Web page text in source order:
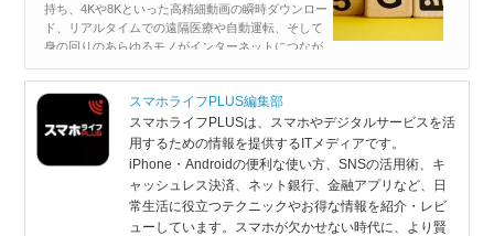
持ち、4Kや8Kといった高精細動画の瞬時ダウンロー
ド、リアルタイムでの遠隔医療や自動運転、そして
身の回りのあらゆるモノがインターネットにつなが
びています。 一方で手元のスマ...
スマホライフPLUS編集部
スマホライフPLUSは、スマホやデジタルサービスを活
用するための情報を提供するITメディアです。
iPhone・Androidの便利な使い方、SNSの活用術、キ
ャッシュレス決済、ネット銀行、金融アプリなど、日
常生活に役立つテクニックやお得な情報を紹介・レビ
ューしています。スマホが欠かせない時代に、より賢